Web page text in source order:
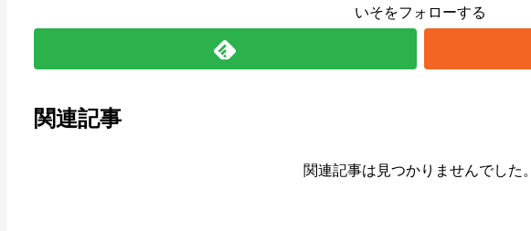
いそをフォローする
関連記事
関連記事は見つかりませんでした。